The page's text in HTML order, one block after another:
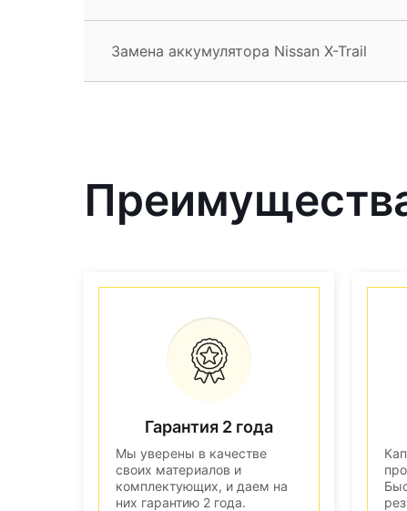
Замена аккумулятора Nissan X-Trail
Гарантия 2 года
Мы уверены в качестве
своих материалов и
комплектующих, и даем на
них гарантию 2 года.